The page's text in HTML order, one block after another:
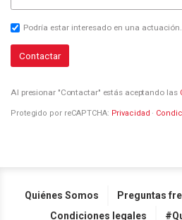
Podría estar interesado en una actuación.
Contactar
Al presionar "Contactar" estás aceptando las
Protegido por reCAPTCHA: Privacidad ·
Quiénes Somos Preguntas
Condiciones legales